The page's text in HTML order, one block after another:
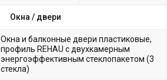
Окна / двери
Окна и балконные двери пластиковые,
профиль REHAU с двухкамерным
энергоэффективным стеклопакетом (3
стекла)